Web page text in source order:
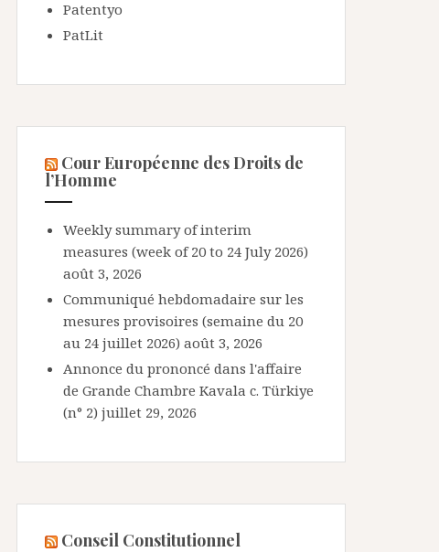
Patentyo
PatLit
Cour Européenne des Droits de
l’Homme
Weekly summary of interim
measures (week of 20 to 24 July 2026)
août 3, 2026
Communiqué hebdomadaire sur les
mesures provisoires (semaine du 20
au 24 juillet 2026) août 3, 2026
Annonce du prononcé dans l'affaire
de Grande Chambre Kavala c. Türkiye
(n° 2) juillet 29, 2026
Conseil Constitutionnel